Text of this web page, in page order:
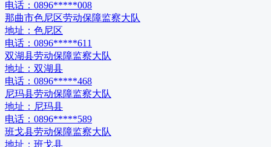
电话： 0896*****008
那曲市色尼区劳动保障监察大队
地址： 色尼区
电话： 0896*****611
双湖县劳动保障监察大队
地址： 双湖县
电话： 0896*****468
尼玛县劳动保障监察大队
地址： 尼玛县
电话： 0896*****589
班戈县劳动保障监察大队
地址： 班戈县